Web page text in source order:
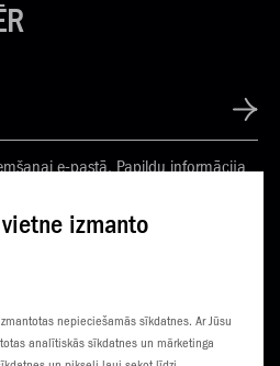
izmanto
nepieciešamās sīkdatnes. Ar Jūsu
analītiskās sīkdatnes un mārketinga
e-pastā. Papildu informācija
ČEMPIONĀTS